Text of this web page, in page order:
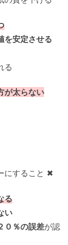
を安定させる
る
が太らない
にすること ✖
る
い
０％の誤差が認